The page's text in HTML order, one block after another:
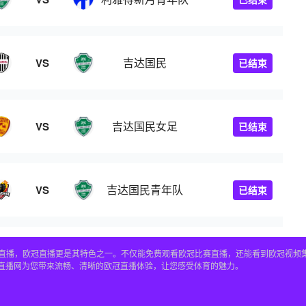
VS 吉达国民 已结束
VS 吉达国民女足 已结束
VS 吉达国民青年队 已结束
，欧冠直播更是其特色之一。不仅能免费观看欧冠比赛直播，还能看到欧冠视
网为您带来流畅、清晰的欧冠直播体验，让您感受体育的魅力。